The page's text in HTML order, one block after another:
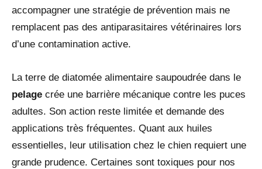
accompagner une stratégie de prévention mais ne
remplacent pas des antiparasitaires vétérinaires lors
d’une contamination active.
La terre de diatomée alimentaire saupoudrée dans le
pelage crée une barrière mécanique contre les puces
adultes. Son action reste limitée et demande des
applications très fréquentes. Quant aux huiles
essentielles, leur utilisation chez le chien requiert une
grande prudence. Certaines sont toxiques pour nos